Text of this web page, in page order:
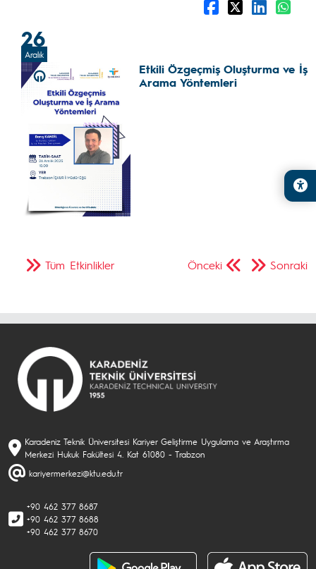
26
Aralık
Etkili Özgeçmiş Oluşturma ve İş
Arama Yöntemleri
Önceki Sonraki
Tüm Etkinlikler
Karadeniz Teknik Üniversitesi Kariyer Geliştirme Uygulama ve Araştırma
Merkezi Hukuk Fakültesi 4. Kat 61080 - Trabzon
kariyermerkezi@ktu.edu.tr
+90 462 377 8687
+90 462 377 8688
+90 462 377 8670